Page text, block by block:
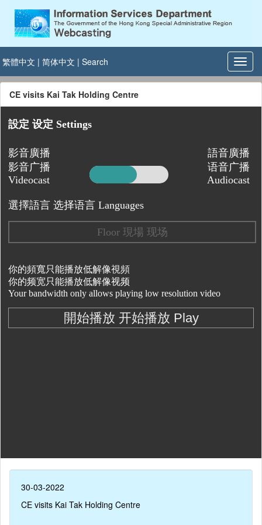
繁體中文 | 简体中文 | Search
CE visits Kai Tak Holding Centre
30-03-2022
CE visits Kai Tak Holding Centre